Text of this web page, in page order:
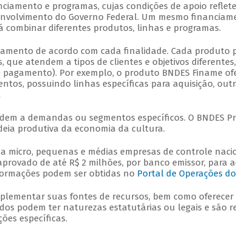
e programas, cujas condições de apoio
do Governo Federal. Um mesmo
diferentes produtos, linhas e programas.
de acordo com cada finalidade. Cada produto
que atendem a tipos de clientes e objetivos
Por exemplo, o produto BNDES Finame
possuindo linhas específicas para aquisição,
a demandas ou segmentos específicos. O BNDES
produtiva da economia da cultura.
pequenas e médias empresas de controle
de até R$ 2 milhões, por banco emissor, para
podem ser obtidas no Portal de Operações
suas fontes de recursos, bem como oferecer
podem ter naturezas estatutárias ou legais e são
específicas.